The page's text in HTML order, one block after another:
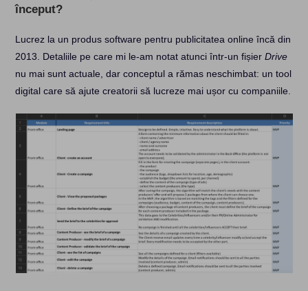
început?
Lucrez la un produs software pentru publicitatea online încă din
2013. Detaliile pe care mi le-am notat atunci într-un fișierDrive
nu mai sunt actuale, dar conceptul a rămas neschimbat: un tool
digital care să ajute creatorii să lucreze mai ușor cu companiile.